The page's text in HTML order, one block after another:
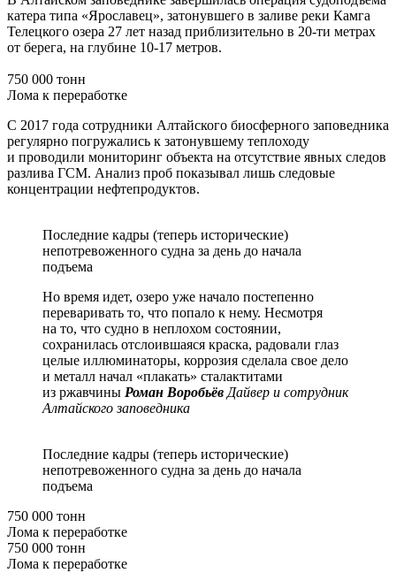
катера типа «Ярославец», затонувшего в заливе реки Камга
Телецкого озера 27 лет назад приблизительно в 20-ти метрах
от берега, на глубине 10-17 метров.
750 000 тонн
Лома к переработке
С 2017 года сотрудники Алтайского биосферного заповедника
регулярно погружались к затонувшему теплоходу
и проводили мониторинг объекта на отсутствие явных следов
разлива ГСМ. Анализ проб показывал лишь следовые
концентрации нефтепродуктов.
Последние кадры (теперь исторические)
непотревоженного судна за день до начала
подъема
Но время идет, озеро уже начало постепенно
переваривать то, что попало к нему. Несмотря
на то, что судно в неплохом состоянии,
сохранилась отслоившаяся краска, радовали глаз
целые иллюминаторы, коррозия сделала свое дело
и металл начал «плакать» сталактитами
из ржавчины Роман Воробьёв Дайвер и сотрудник
Алтайского заповедника
Последние кадры (теперь исторические)
непотревоженного судна за день до начала
подъема
750 000 тонн
Лома к переработке
750 000 тонн
Лома к переработке